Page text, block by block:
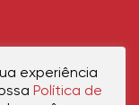
ContatoSobre Nós
experiência
Política de